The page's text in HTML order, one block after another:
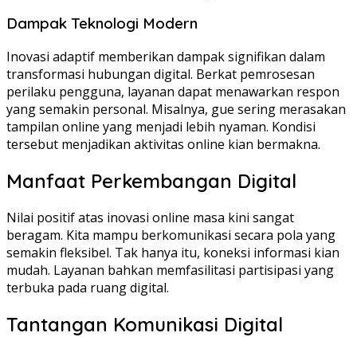
Dampak Teknologi Modern
Inovasi adaptif memberikan dampak signifikan dalam
transformasi hubungan digital. Berkat pemrosesan
perilaku pengguna, layanan dapat menawarkan respon
yang semakin personal. Misalnya, gue sering merasakan
tampilan online yang menjadi lebih nyaman. Kondisi
tersebut menjadikan aktivitas online kian bermakna.
Manfaat Perkembangan Digital
Nilai positif atas inovasi online masa kini sangat
beragam. Kita mampu berkomunikasi secara pola yang
semakin fleksibel. Tak hanya itu, koneksi informasi kian
mudah. Layanan bahkan memfasilitasi partisipasi yang
terbuka pada ruang digital.
Tantangan Komunikasi Digital